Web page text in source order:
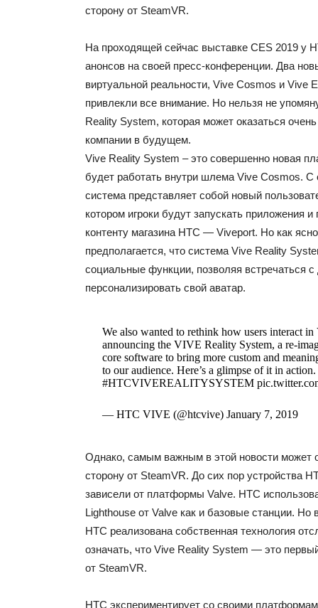
сторону от SteamVR.
На проходящей сейчас выставке CES 2019 у
анонсов на своей пресс-конференции. Два
виртуальной реальности, Vive Cosmos и Vive
привлекли все внимание. Но нельзя не
Reality System, которая может оказаться
компании в будущем.
Vive Reality System – это совершенно новая
будет работать внутри шлема Vive Cosmos. С
система представляет собой новый
котором игроки будут запускать приложения
контенту магазина HTC — Viveport. Но как
предполагается, что система Vive Reality
социальные функции, позволяя встречаться с
персонализировать свой аватар.
We also wanted to rethink how users interact
announcing the VIVE Reality System, a re-
core software to bring more custom and
to our audience. Here’s a glimpse of it in
#HTCVIVEREALITYSYSTEM
— HTC VIVE (@htcvive) January 7, 2019
Однако, самым важным в этой новости может
сторону от SteamVR. До сих пор устройства
зависели от платформы Valve. HTC
Lighthouse от Valve как и базовые станции.
HTC реализована собственная технология
означать, что Vive Reality System — это
от SteamVR.
HTC экспериментирует со своими